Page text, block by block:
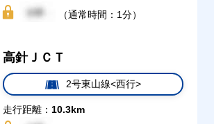
（通常時間：1分）
高針ＪＣＴ
2号東山線<西行>
走行距離： 10.3km